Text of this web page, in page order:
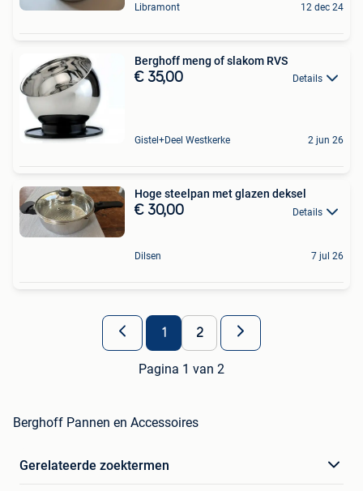
Libramont 12 dec 24
Berghoff meng of slakom RVS
€ 35,00 Details
Gistel+Deel Westkerke 2 jun 26
Hoge steelpan met glazen deksel
€ 30,00 Details
Dilsen 7 jul 26
1 2
Pagina 1 van 2
Berghoff Pannen en Accessoires
Gerelateerde zoektermen